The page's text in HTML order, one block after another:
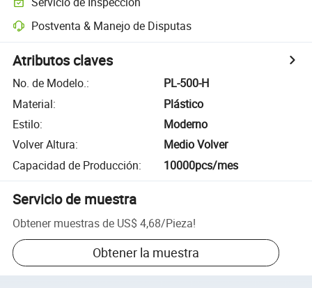
Postventa & Manejo de Disputas
Atributos claves
No. de Modelo.:
PL-500-H
Material:
Plástico
Estilo:
Moderno
Volver Altura:
Medio Volver
Capacidad de Producción: 10000pcs/mes
Servicio de muestra
Obtener muestras de US$ 4,68/Pieza!
Obtener la muestra